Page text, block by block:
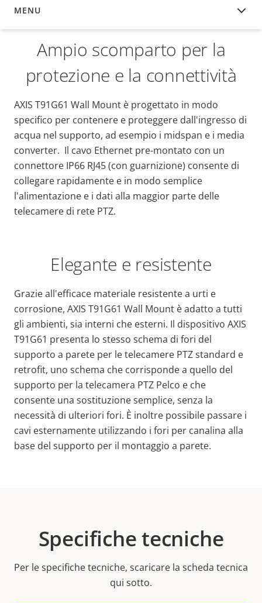
MENU
PANORAMICA
Ampio scomparto per la
protezione e la connettività
AXIS T91G61 Wall Mount è progettato in modo
specifico per contenere e proteggere dall'ingresso di
acqua nel supporto, ad esempio i midspan e i media
converter. Il cavo Ethernet pre-montato con un
connettore IP66 RJ45 (con guarnizione) consente di
collegare rapidamente e in modo semplice
l'alimentazione e i dati alla maggior parte delle
telecamere di rete PTZ.
Elegante e resistente
Grazie all'efficace materiale resistente a urti e
corrosione, AXIS T91G61 Wall Mount è adatto a tutti
gli ambienti, sia interni che esterni. Il dispositivo AXIS
T91G61 presenta lo stesso schema di fori del
supporto a parete per le telecamere PTZ standard e
retrofit, uno schema che corrisponde a quello del
supporto per la telecamera PTZ Pelco e che
consente una sostituzione semplice, senza la
necessità di ulteriori fori. È inoltre possibile passare i
cavi esternamente utilizzando i fori per canalina alla
base del supporto per il montaggio a parete.
Specifiche tecniche
Per le specifiche tecniche, scaricare la scheda tecnica
qui sotto.